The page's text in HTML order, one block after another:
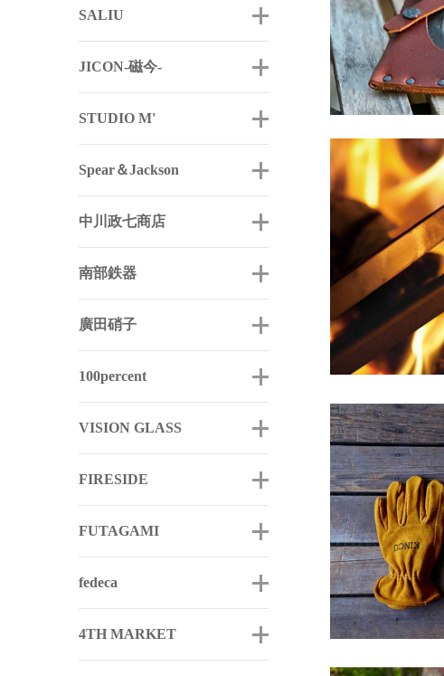
SALIU
JICON-磁今-
STUDIO M'
Spear＆Jackson
中川政七商店
南部鉄器
廣田硝子
100percent
VISION GLASS
FIRESIDE
FUTAGAMI
fedeca
4TH MARKET